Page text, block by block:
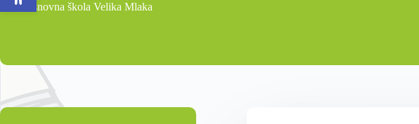
Osnovna škola Velika Mlaka